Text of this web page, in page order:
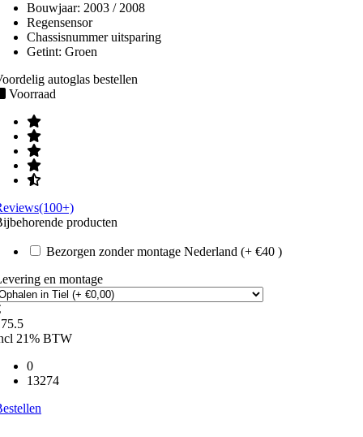
Bouwjaar: 2003 / 2008
Regensensor
Chassisnummer uitsparing
Getint: Groen
autoglas bestellen
Voorraad
producten
Bezorgen zonder montage Nederland (+ €40 )
en montage
21% BTW
0
13274